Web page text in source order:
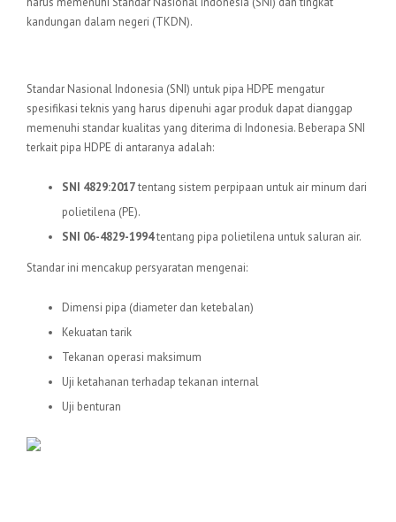
kandungan dalam negeri (TKDN).
Standar Nasional Indonesia (SNI) untuk pipa HDPE mengatur
spesifikasi teknis yang harus dipenuhi agar produk dapat dianggap
memenuhi standar kualitas yang diterima di Indonesia. Beberapa SNI
terkait pipa HDPE di antaranya adalah:
SNI 4829:2017tentang sistem perpipaan untuk air minum dari
polietilena (PE).
SNI 06-4829-1994tentang pipa polietilena untuk saluran air.
Standar ini mencakup persyaratan mengenai:
Dimensi pipa (diameter dan ketebalan)
Kekuatan tarik
Tekanan operasi maksimum
Uji ketahanan terhadap tekanan internal
Uji benturan